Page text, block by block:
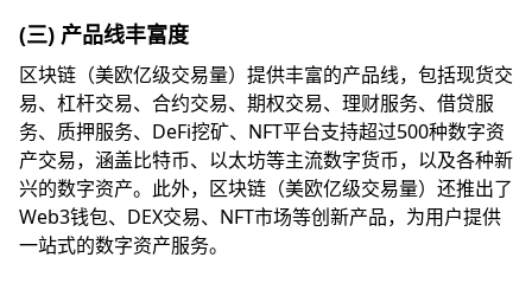
(三) 产品线丰富度
区块链（美欧亿级交易量）提供丰富的产品线，包括现货交
易、杠杆交易、合约交易、期权交易、理财服务、借贷服
务、质押服务、DeFi挖矿、NFT平台支持超过500种数字资
产交易，涵盖比特币、以太坊等主流数字货币，以及各种新
兴的数字资产。此外，区块链（美欧亿级交易量）还推出了
Web3钱包、DEX交易、NFT市场等创新产品，为用户提供
一站式的数字资产服务。